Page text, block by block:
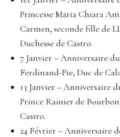
Princesse Maria Chiara
Carmen, seconde fille de
Duchesse de Castro.
7 Janvier – Anniversaire
Ferdinand-Pie, Duc de
13 Janvier – Anniversaire
Prince Rainier de
Castro.
24 Février – Anniversaire